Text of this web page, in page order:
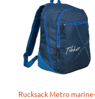
Rucksack Metro marine-